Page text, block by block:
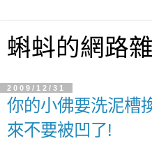
蝌蚪的網路
2009/12/31
你的小佛要洗泥槽
來不要被凹了!